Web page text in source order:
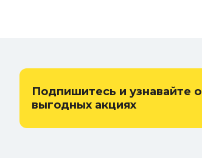
Теплицы, парники и укрывной
материал
Подпишитесь и узнавайте о
выгодных акциях